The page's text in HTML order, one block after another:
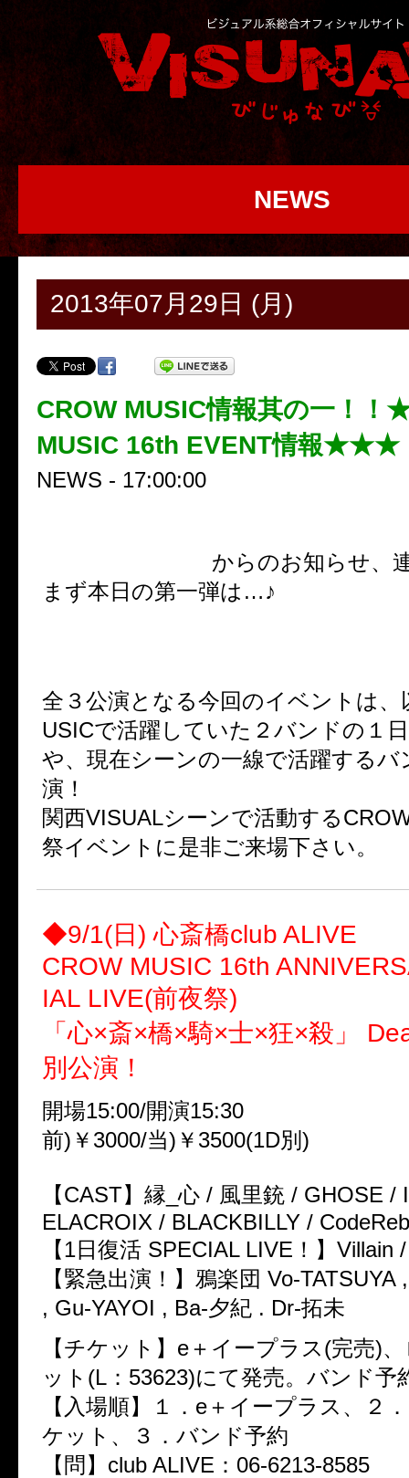
NEWS
2013年07月29日 (月)
CROW MUSIC情報其の一！
MUSIC 16th EVENT情報★★★
NEWS - 17:00:00
からのお知らせ、
まず本日の第一弾は…♪
全３公演となる今回のイベントは、
USICで活躍していた２バンドの１
や、現在シーンの一線で活躍するバ
演！
関西VISUALシーンで活動する
祭イベントに是非ご来場下さい。
◆9/1(日) 心斎橋club ALIVE
CROW MUSIC 16th
IAL LIVE(前夜祭)
「心×斎×橋×騎×士×狂×殺」
別公演！
開場15:00/開演15:30
前)￥3000/当)￥3500(1D別)
【CAST】縁_心 / 風里銃 / GHOSE /
ELACROIX / BLACKBILLY /
【1日復活 SPECIAL LIVE！】Villain
【緊急出演！】鴉楽団 Vo-TATSUYA
, Gu-YAYOI , Ba-夕紀 . Dr-拓未
【チケット】e＋イープラス(完売)
ット(L：53623)にて発売。バンド予
【入場順】１．e＋イープラス、２
ケット、３．バンド予約
【問】club ALIVE：06-6213-8585